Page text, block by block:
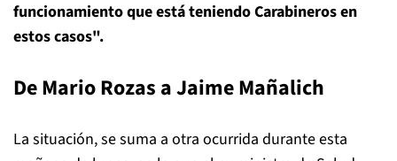
funcionamiento que está teniendo Carabineros en
estos casos".
De Mario Rozas a Jaime Mañalich
La situación, se suma a otra ocurrida durante esta